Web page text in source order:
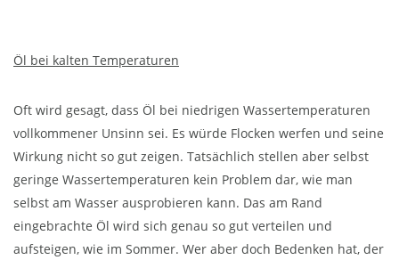
Öl bei kalten Temperaturen
Oft wird gesagt, dass Öl bei niedrigen Wassertemperaturen
vollkommener Unsinn sei. Es würde Flocken werfen und seine
Wirkung nicht so gut zeigen. Tatsächlich stellen aber selbst
geringe Wassertemperaturen kein Problem dar, wie man
selbst am Wasser ausprobieren kann. Das am Rand
eingebrachte Öl wird sich genau so gut verteilen und
aufsteigen, wie im Sommer. Wer aber doch Bedenken hat, der